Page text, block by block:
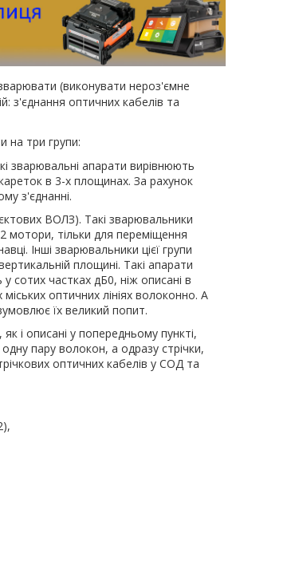
(виконувати нероз'ємне
з'єднання оптичних кабелів та
на три групи:
зварювальні апарати вирівнюють
в 3-х площинах. За рахунок
з'єднанні.
ВОЛЗ). Такі зварювальники
мотори, тільки для переміщення
Інші зварювальники цієї групи
площині. Такі апарати
сотих частках дБ0, ніж описані в
оптичних лініях волоконно. А
їх великий попит.
і описані у попередньому пункті,
пару волокон, а одразу стрічки,
оптичних кабелів у СОД та